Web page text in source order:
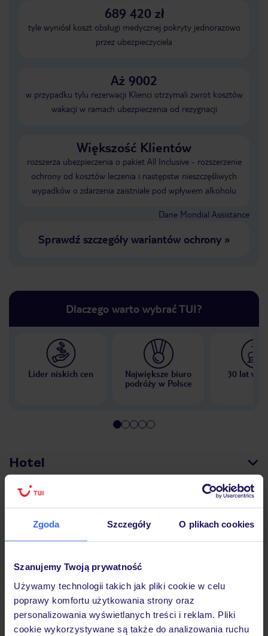
Zgoda Szczegóły O plikach cookies
Szanujemy Twoją prywatność
Używamy technologii takich jak pliki cookie w celu
poprawy komfortu użytkowania strony oraz
personalizowania wyświetlanych treści i reklam. Pliki
cookie wykorzystywane są także do analizowania ruchu
689 420 zł
tyle wyniósł koszt obsługi medycznej pokryty jednorazowo
przez ubezpieczyciela
Aż 9002
w przypadku tylu rezerwacji Klienci otrzymali zwrot kosztów
wakacji w ramach ubezpieczenia od rezygnacji
Większość Klientów
rozszerza ubezpieczenia o pakiet All Inclusive - rozszerzenie
ochrony od kosztów leczenia i następstw nieszczęśliwych
wypadków o zdarzenia zaistniałe pod wpływem alkoholu
Dane Mondial Assistance
Sprawdź szczegóły wariantów ochrony»
Dlaczego warto wybrać TUI?
Lider niskich cen
Największe biuro
podróży w Polsce
30 lat w
Hotel
Pokoje
Atrakcje